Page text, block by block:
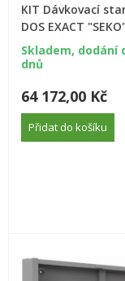
KIT Dávkovací
DOS EXACT
FCL
Skladem, dodání
dnů
64 172,00 Kč
Přidat do košíku